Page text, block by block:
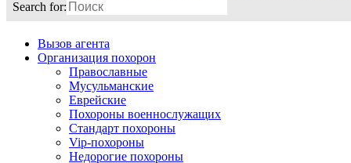
Search for:
Вызов агента
Организация похорон
Православные
Мусульманские
Еврейские
Похороны военнослужащих
Стандарт похороны
Vip-похороны
Недорогие похороны